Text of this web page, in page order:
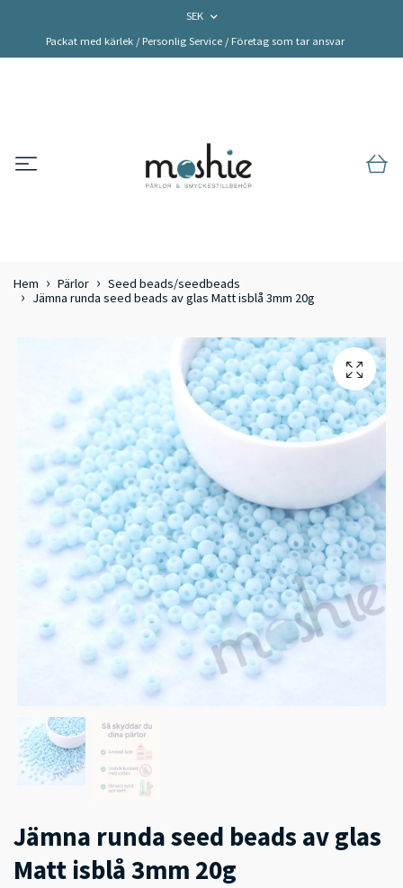
SEK
Packat med kärlek / Personlig Service / Företag som tar ansvar
Hem Pärlor
Seed beads/seedbeads
Jämna runda seed beads av glas Matt isblå 3mm 20g
Jämna runda seed beads av glas
Matt isblå 3mm 20g